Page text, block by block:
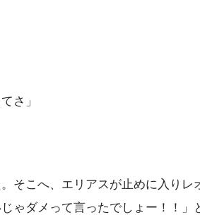
さ」
そこへ、エリアスが止めに入りレ
ゃダメって言ったでしょー！！」